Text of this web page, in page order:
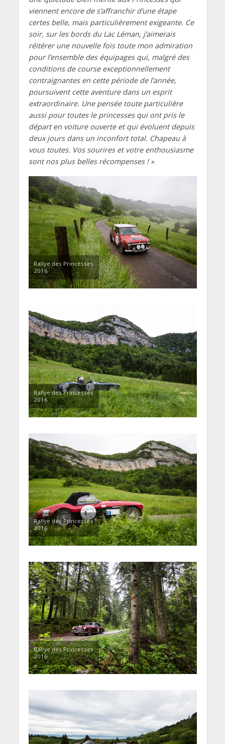
viennent encore de s’affranchir d’une étape
certes belle, mais particulièrement exigeante. Ce
soir, sur les bords du Lac Léman, j’aimerais
réitérer une nouvelle fois toute mon admiration
pour l’ensemble des équipages qui, malgré des
conditions de course exceptionnellement
contraignantes en cette période de l’année,
poursuivent cette aventure dans un esprit
extraordinaire. Une pensée toute particulière
aussi pour toutes le princesses qui ont pris le
départ en voiture ouverte et qui évoluent depuis
deux jours dans un inconfort total. Chapeau à
vous toutes. Vos sourires et votre enthousiasme
sont nos plus belles récompenses ! »
Rallye des Princesses
2016
Rallye des Princesses
2016
Rallye des Princesses
2016
Rallye des Princesses
2016